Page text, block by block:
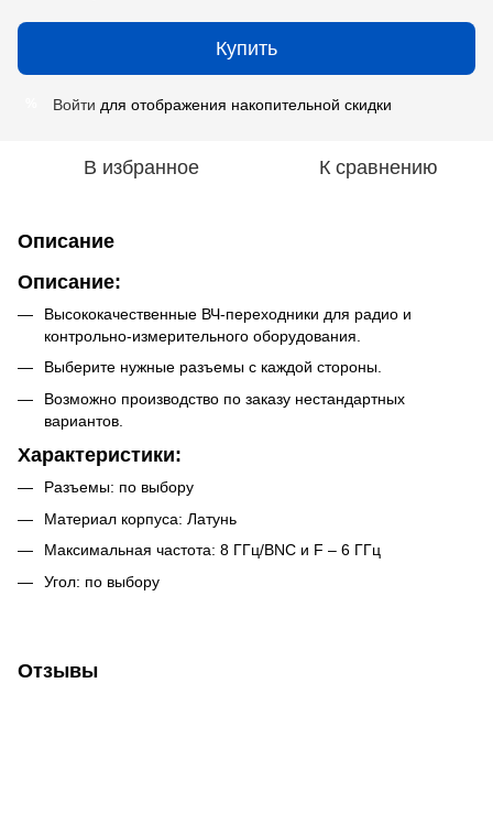
Купить
Войти для отображения накопительной скидки
В избранное К сравнению
Описание
Описание:
Высококачественные ВЧ-переходники для радио и
контрольно-измерительного оборудования.
Выберите нужные разъемы с каждой стороны.
Возможно производство по заказу нестандартных
вариантов.
Характеристики:
Разъемы: по выбору
Материал корпуса: Латунь
Максимальная частота: 8 ГГц/BNC и F – 6 ГГц
Угол: по выбору
Отзывы